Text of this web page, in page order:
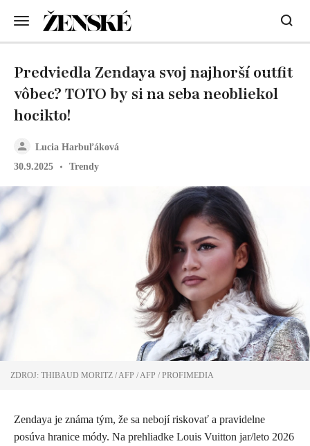
Lucia Harbuľáková
30.9.2025
Trendy
Predviedla Zendaya svoj najhorší outfit
vôbec? TOTO by si na seba neobliekol
hocikto!
ZDROJ: THIBAUD MORITZ / AFP / AFP / PROFIMEDIA
Zendaya je známa tým, že sa nebojí riskovať a pravidelne
posúva hranice módy. Na prehliadke Louis Vuitton jar/leto 2026